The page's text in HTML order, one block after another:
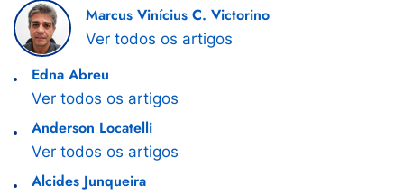
Marcus Vinícius C. Victorino
Ver todos os artigos
Edna Abreu
Ver todos os artigos
Anderson Locatelli
Ver todos os artigos
Alcides Junqueira